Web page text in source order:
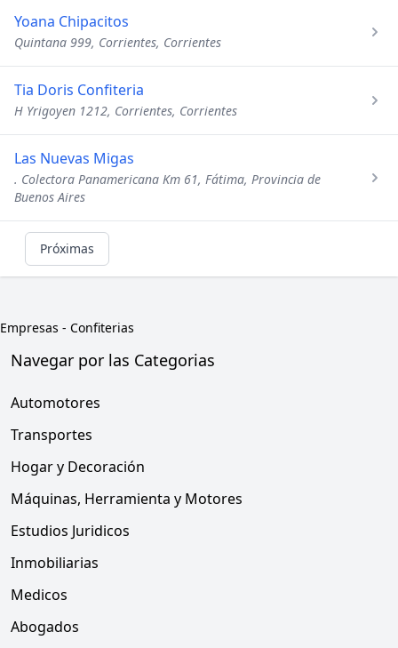
Yoana Chipacitos
Quintana 999, Corrientes, Corrientes
Tia Doris Confiteria
H Yrigoyen 1212, Corrientes, Corrientes
Las Nuevas Migas
. Colectora Panamericana Km 61, Fátima, Provincia de
Buenos Aires
Próximas
Empresas - Confiterias
Navegar por las Categorias
Automotores
Transportes
Hogar y Decoración
Máquinas, Herramienta y Motores
Estudios Juridicos
Inmobiliarias
Medicos
Abogados